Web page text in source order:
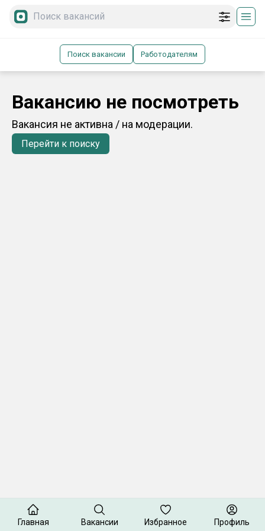
Поиск вакансии Работодателям
Вакансию не посмотреть
Вакансия не активна / на модерации.
Перейти к поиску
Главная Вакансии Избранное Профиль